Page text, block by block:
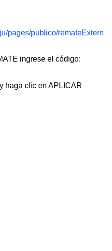
pages/publico/remateExtern
ingrese el código:
haga clic en APLICAR